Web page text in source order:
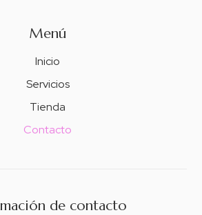
Menú
Inicio
Servicios
Tienda
Contacto
de contacto